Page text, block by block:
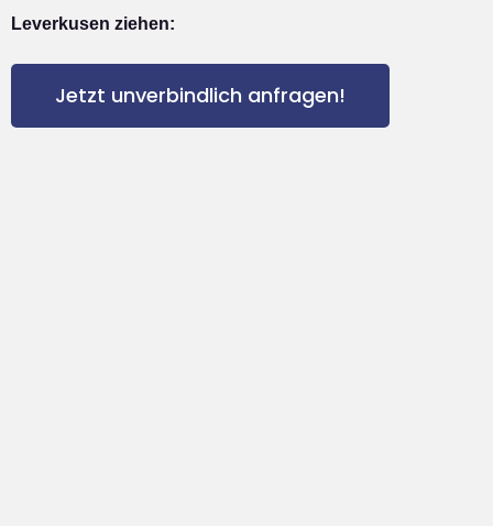
Leverkusen ziehen:
Jetzt unverbindlich anfragen!